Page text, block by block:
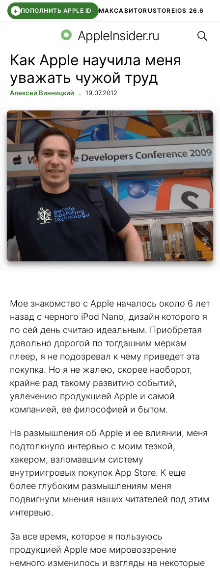
+ ПОПОЛНИТЬ APPLE ID МАКСАВИТОRUSTOREIOS 26.6
СБЕР КИДС ВТБ ОНЛАЙН ЧАТ В ROBLOX
AppleInsider.ru
Как Apple научила меня
уважать чужой труд
Алексей Винницкий 19.07.2012
Мое знакомство с Apple началось около 6 лет
назад c черного iPod Nano, дизайн которого я
по сей день считаю идеальным. Приобретая
довольно дорогой по тогдашним меркам
плеер, я не подозревал к чему приведет эта
покупка. Но я не жалею, скорее наоборот,
крайне рад такому развитию событий,
увлечению продукцией Apple и самой
компанией, ее философией и бытом.
На размышления об Apple и ее влиянии, меня
подтолкнуло интервью с моим тезкой,
хакером, взломавшим систему
внутриигровых покупок App Store. К еще
более глубоким размышлениям меня
подвигнули мнения наших читателей под этим
интервью.
За все время, которое я пользуюсь
продукцией Apple мое мировоззрение
немного изменилось и взгляды на некоторые